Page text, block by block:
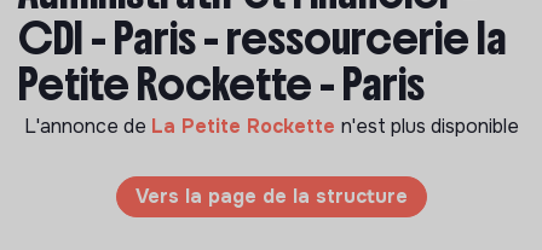
CDI - Paris - ressourcerie la
Petite Rockette - Paris
L'annonce de La Petite Rockette n'est plus disponible
Vers la page de la structure